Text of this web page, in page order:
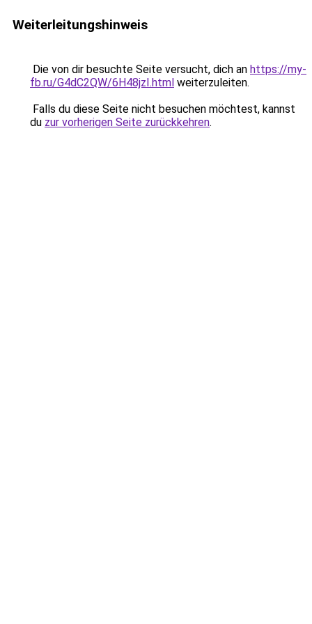
Weiterleitungshinweis
Die von dir besuchte Seite versucht, dich an https://my-
fb.ru/G4dC2QW/6H48jzI.html weiterzuleiten.
Falls du diese Seite nicht besuchen möchtest, kannst
du zur vorherigen Seite zurückkehren.